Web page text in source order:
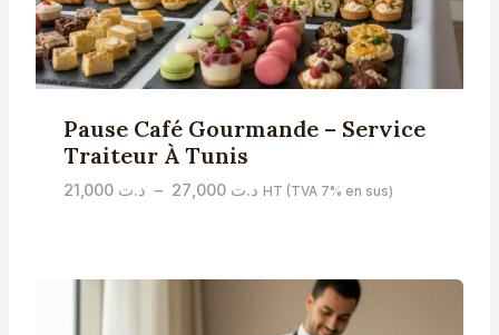
Pause Café Gourmande – Service
Traiteur À Tunis
د.ت 21,000 – د.ت 27,000
Plage
د.ت 27,000
HT (TVA 7% en sus)